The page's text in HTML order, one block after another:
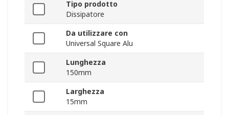
Tipo prodotto
Dissipatore
Da utilizzare con
Universal Square Alu
Lunghezza
150mm
Larghezza
15mm